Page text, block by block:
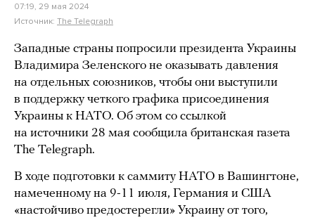
07:19, 29 мая 2024
Источник: The Telegraph
Западные страны попросили президента Украины
Владимира Зеленского не оказывать давления
на отдельных союзников, чтобы они выступили
в поддержку четкого графика присоединения
Украины к НАТО. Об этом со ссылкой
на источники 28 мая сообщила британская газета
The Telegraph.
В ходе подготовки к саммиту НАТО в Вашингтоне,
намеченному на 9-11 июля, Германия и США
«настойчиво предостерегли» Украину от того,